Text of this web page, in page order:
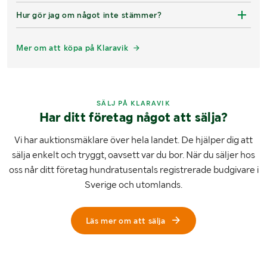
Hur gör jag om något inte stämmer?
Mer om att köpa på Klaravik
SÄLJ PÅ KLARAVIK
Har ditt företag något att sälja?
Vi har auktionsmäklare över hela landet. De hjälper dig att
sälja enkelt och tryggt, oavsett var du bor. När du säljer hos
oss når ditt företag hundratusentals registrerade budgivare i
Sverige och utomlands.
Läs mer om att sälja